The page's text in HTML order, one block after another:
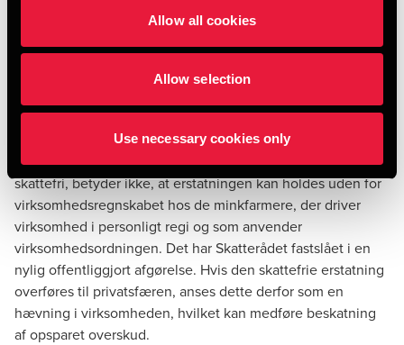
Allow all cookies
Allow selection
Use necessary cookies only
typer af kompensationer og erstatninger, herunder en
særlig tempobonus, kompensation for rengøring af farme,
indkomstgrundlag. Sidstnævnte erstatning er skattefri,
mens de førstnævnte er skattepligtige og dermed omfattet
af de nye regler om valgfri periodisering af kompensationer.
Det forhold, at erstatningen for tab af indkomstgrundlag er
skattefri, betyder ikke, at erstatningen kan holdes uden for
virksomhedsregnskabet hos de minkfarmere, der driver
virksomhed i personligt regi og som anvender
virksomhedsordningen. Det har Skatterådet fastslået i en
nylig offentliggjort afgørelse. Hvis den skattefrie erstatning
overføres til privatsfæren, anses dette derfor som en
hævning i virksomheden, hvilket kan medføre beskatning
af opsparet overskud.